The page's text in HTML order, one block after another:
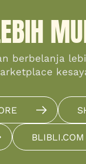
berbelanja
BLIBLI.COM